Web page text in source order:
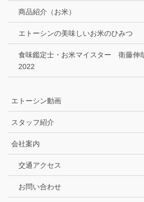
商品紹介（お米）
エトーシンの美味しいお米のひみつ
食味鑑定士・お米マイスター 衛藤伸
2022
エトーシン動画
スタッフ紹介
会社案内
交通アクセス
お問い合わせ